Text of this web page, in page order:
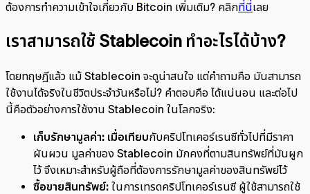
ต้องการทำความเข้าใจเกี่ยวกับ Bitcoin เพิ่มเติม? คลิกที่นี่เลย
เราสามารถใช้ Stablecoin ทำอะไรได้บ้าง?
โดยทฤษฎีแล้ว แม้ Stablecoin จะดูน่าสนใจ แต่คำถามคือ มันสามารถ
ใช้งานได้จริงในชีวิตประจำวันหรือไม่? คำตอบคือ ได้แน่นอน และต่อไป
นี้คือตัวอย่างการใช้งาน Stablecoin ในโลกจริง:
เก็บรักษามูลค่า: เมื่อเทียบกับคริปโทเคอร์เรนซีทั่วไปที่มีราคา
ผันผวน มูลค่าของ Stablecoin มักคงที่ตามสินทรัพย์ที่มันผูก
ไว้ จึงเหมาะสำหรับผู้ถือที่ต้องการรักษามูลค่าของสินทรัพย์ไว้ ‍
ซื้อขายสินทรัพย์: ในการเทรดคริปโทเคอร์เรนซี ผู้ใช้สามารถใช้